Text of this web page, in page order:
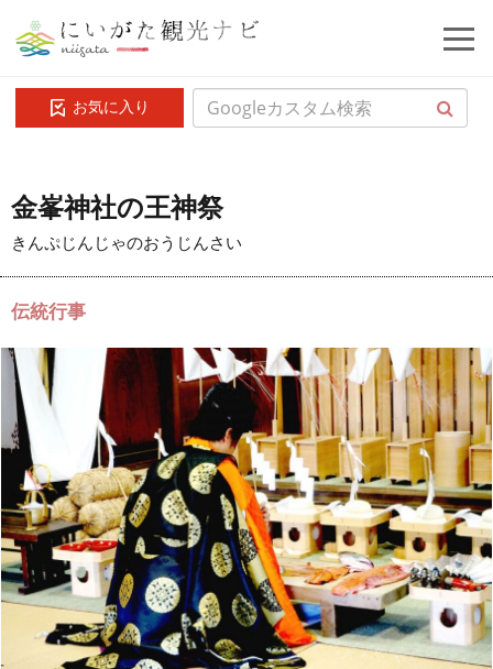
お気に入り
金峯神社の王神祭
きんぷじんじゃのおうじんさい
伝統行事